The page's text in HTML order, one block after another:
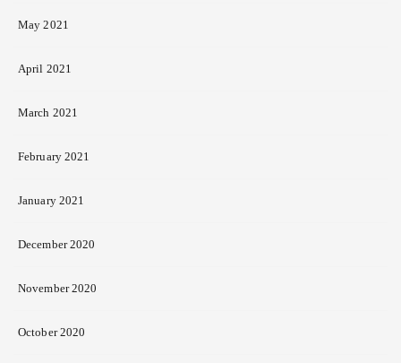
May 2021
April 2021
March 2021
February 2021
January 2021
December 2020
November 2020
October 2020